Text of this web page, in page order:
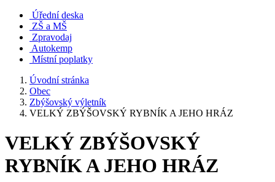
Úřední deska
ZŠ a MŠ
Zpravodaj
Autokemp
Místní poplatky
Úvodní stránka
Obec
Zbýšovský výletník
VELKÝ ZBÝŠOVSKÝ RYBNÍK A JEHO HRÁZ
VELKÝ ZBÝŠOVSKÝ
RYBNÍK A JEHO HRÁZ